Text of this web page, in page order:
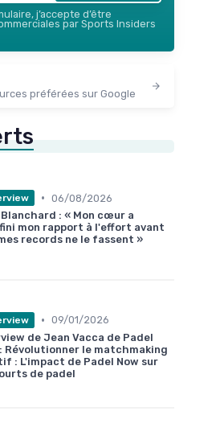
j’accepte d’être
par Sports Insiders
préférées sur Google
• 06/08/2026
: « Mon cœur a
mon rapport à l'effort avant
records ne le fassent »
• 09/01/2026
de Jean Vacca de Padel
Révolutionner le matchmaking
: L'impact de Padel Now sur
de padel